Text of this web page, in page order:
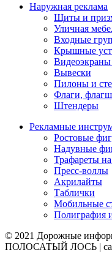
Наружная реклама
Щиты и
Уличная
Входные
Крышные
Вывески
Пилоны и
Флаги,
Штендеры
Рекламные
Ростовые
Надувные
Трафареты на
Пресс-воллы
Акрилайты
Таблички
Мобильные
Полиграфия
© 2021 Дорожные
ПОЛОСАТЫЙ ЛОСЬ |